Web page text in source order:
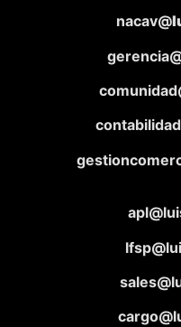
nacav@